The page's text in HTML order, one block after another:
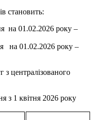
становить:
на 01.02.2026 року –
на 01.02.2026 року –
централізованого
з 1 квітня 2026 року